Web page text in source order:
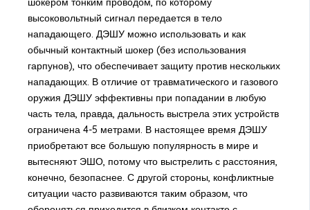
высоковольтный сигнал передается в тело
нападающего. ДЭШУ можно использовать и как
обычный контактный шокер (без использования
гарпунов), что обеспечивает защиту против нескольких
нападающих. В отличие от травматического и газового
оружия ДЭШУ эффективны при попадании в любую
часть тела, правда, дальность выстрела этих устройств
ограничена 4-5 метрами. В настоящее время ДЭШУ
приобретают все большую популярность в мире и
вытесняют ЭШО, потому что выстрелить с расстояния,
конечно, безопаснее. С другой стороны, конфликтные
ситуации часто развиваются таким образом, что